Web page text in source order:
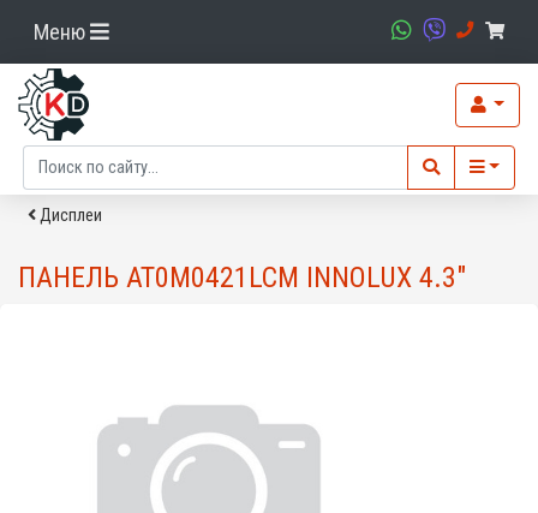
Меню
Дисплеи
ПАНЕЛЬ AT0M0421LCM INNOLUX 4.3"